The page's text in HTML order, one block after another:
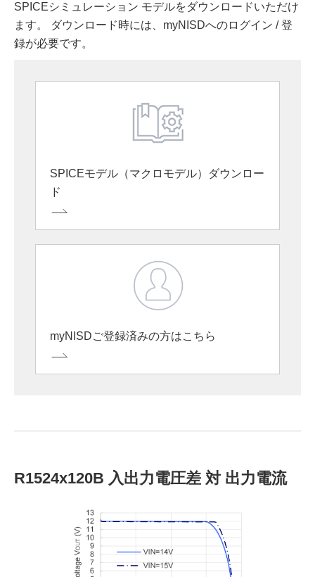
SPICEシミュレーション モデルをダウンロードいただけ
ます。 ダウンロード時には、myNISDへのログイン / 登
録が必要です。
SPICEモデル（マクロモデル）ダウンロー
ド
myNISDご登録済みの方はこちら
R1524x120B 入出力電圧差 対 出力電流